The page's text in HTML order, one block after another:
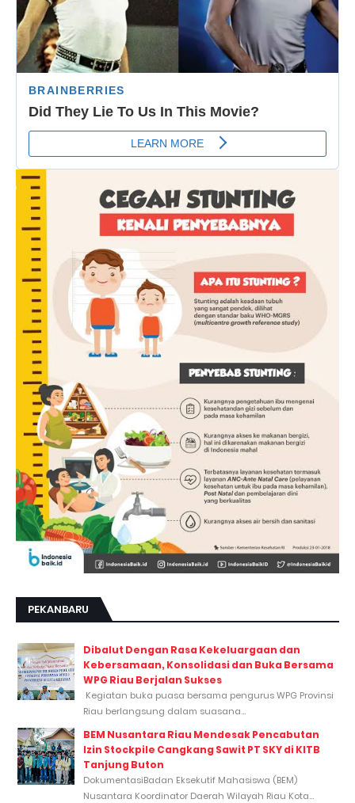
PEKANBARU
Dibalut Dengan Rasa Kekeluargaan dan
Kebersamaan, Konsolidasi dan Buka Bersama
WPG Riau Berjalan Sukses
Kegiatan buka puasa bersama pengurus WPG Provinsi
Riau berlangsung dalam suasana...
BEM Nusantara Riau Mendesak Pencabutan
Izin Stockpile Cangkang Sawit PT SKY di KITB
Tanjung Buton
DokumentasiBadan Eksekutif Mahasiswa (BEM)
Nusantara Koordinator Daerah Wilayah Riau Kota...